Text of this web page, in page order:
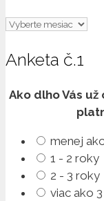
Archív
Anketa č.1
Ako dlho Vás
menej
1 - 2 roky
2 - 3 roky
viac ako